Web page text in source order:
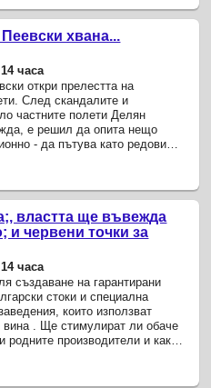
хвана...
часа
откри прелестта на
След скандалите и
частните полети Делян
е решил да опита нещо
- да пътува като редови
от "Демократична
във фейсбук, ...
властта ще въвежда
и червени точки за
часа
създаване на гарантирани
стоки и специална
които използват
вина . Ще стимулират ли обаче
родните производители и какъв
икономически ефект,
експерти ...